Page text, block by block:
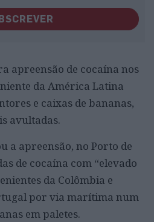
apreensão de cocaína nos
da América Latina
e caixas de bananas,
avultadas.
a apreensão, no Porto de
de cocaína com “elevado
da Colômbia e
por via marítima num
em paletes.